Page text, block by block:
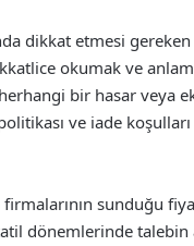
dikkat etmesi
okumak ve
bir hasar veya
ve iade
sunduğu
dönemlerinde